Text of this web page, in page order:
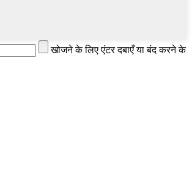
खोजने के लिए एंटर दबाएँ या बंद करने के